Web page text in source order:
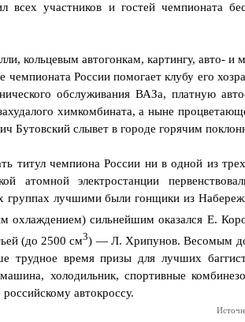
всех участников и гостей чемпионата
кольцевым автогонкам, картингу, авто- и
России помогает клубу его
обслуживания ВАЗа, платную
химкомбината, а ныне
Бутовский слывет в городе горячим
титул чемпиона России ни в одной из
атомной электростанции
группах лучшими были гонщики из
охлаждением) сильнейшим оказался Е.
(до 2500 см3) — Л. Хрипунов. Весомым
трудное время призы для лучших
холодильник, спортивные
автокроссу.